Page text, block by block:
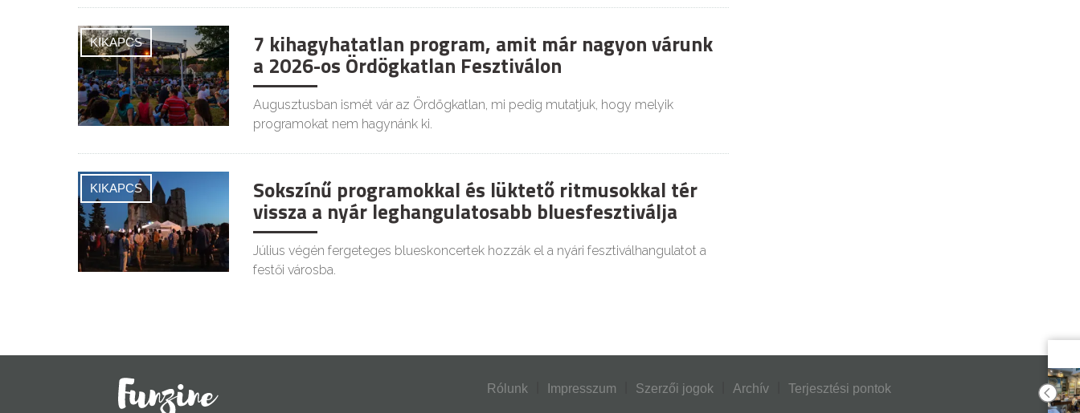
KIKAPCS 7 kihagyhatatlan program, amit már nagyon várunk
a 2026-os Ördögkatlan Fesztiválon
Augusztusban ismét vár az Ördögkatlan, mi pedig mutatjuk, hogy melyik
programokat nem hagynánk ki.
KIKAPCS Sokszínű programokkal és lüktető ritmusokkal tér
vissza a nyár leghangulatosabb bluesfesztiválja
Július végén fergeteges blueskoncertek hozzák el a nyári fesztiválhangulatot a
festői városba.
Rólunk Impresszum Szerzői jogok Archív Terjesztési pontok